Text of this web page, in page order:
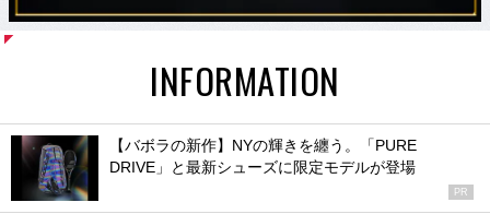
INFORMATION
【バボラの新作】NYの輝きを纏う。「PURE
DRIVE」と最新シューズに限定モデルが登場
PR